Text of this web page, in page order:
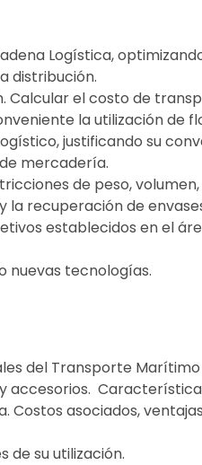
Logística,
distribución.
Calcular el costo de
la utilización
justificando su
mercadería.
de peso,
la recuperación de
establecidos en el
nuevas tecnologías.
del Transporte Marítimo
asociados,
de su utilización.